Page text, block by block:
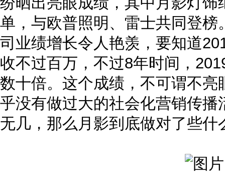
单，与欧普照明、雷士共同登
司业绩增长令人艳羡，要知道
收不过百万，不过8年时间，
数十倍。这个成绩，不可谓不
乎没有做过大的社会化营销传
无几，那么月影到底做对了些什